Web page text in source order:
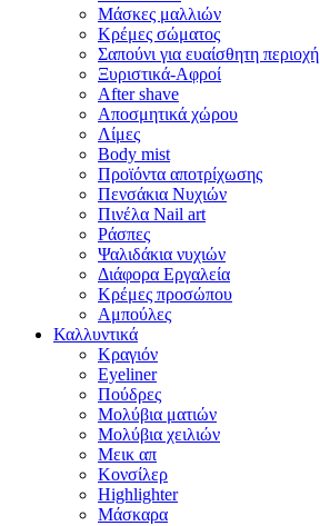
Μάσκες μαλλιών
Κρέμες σώματος
Σαπούνι για ευαίσθητη περιοχή
Ξυριστικά-Αφροί
After shave
Αποσμητικά χώρου
Λίμες
Body mist
Προϊόντα αποτρίχωσης
Πενσάκια Νυχιών
Πινέλα Nail art
Ράσπες
Ψαλιδάκια νυχιών
Διάφορα Εργαλεία
Κρέμες προσώπου
Αμπούλες
Καλλυντικά
Κραγιόν
Eyeliner
Πούδρες
Μολύβια ματιών
Μολύβια χειλιών
Μεικ απ
Κονσίλερ
Highlighter
Μάσκαρα